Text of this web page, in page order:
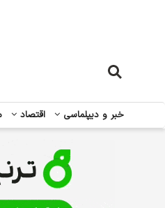
خبر و دیپلماسی اقتصاد